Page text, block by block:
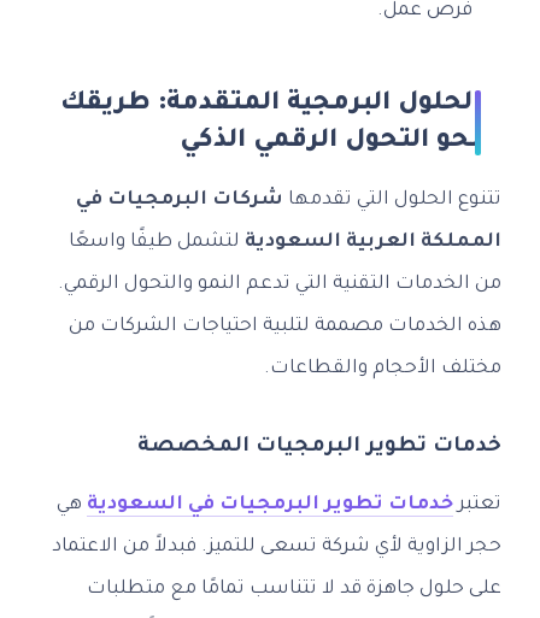
فرص عمل.
الحلول البرمجية المتقدمة: طريقك
نحو التحول الرقمي الذكي
تتنوع الحلول التي تقدمها شركات البرمجيات في
المملكة العربية السعودية لتشمل طيفًا واسعًا
من الخدمات التقنية التي تدعم النمو والتحول الرقمي.
هذه الخدمات مصممة لتلبية احتياجات الشركات من
مختلف الأحجام والقطاعات.
خدمات تطوير البرمجيات المخصصة
تعتبرخدمات تطوير البرمجيات في السعودية هي
حجر الزاوية لأي شركة تسعى للتميز. فبدلاً من الاعتماد
على حلول جاهزة قد لا تتناسب تمامًا مع متطلبات